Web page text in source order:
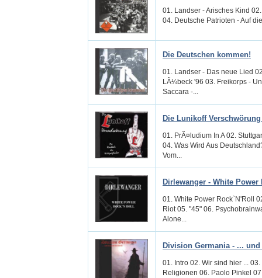
01. Landser - Arisches Kind
04. Deutsche Patrioten - Auf
Die Deutschen kommen!
01. Landser - Das neue Lied
LÃ¼beck '96 03. Freikorps -
Saccara -...
Die Lunikoff
01. PrÃ¤ludium In A 02.
04. Was Wird Aus
Vom...
Dirlewanger - White Power
01. White Power Rock`N'Roll
Riot 05. "45" 06.
Alone...
Division Germania - ...
01. Intro 02. Wir sind hier ...
Religionen 06. Paolo Pinkel